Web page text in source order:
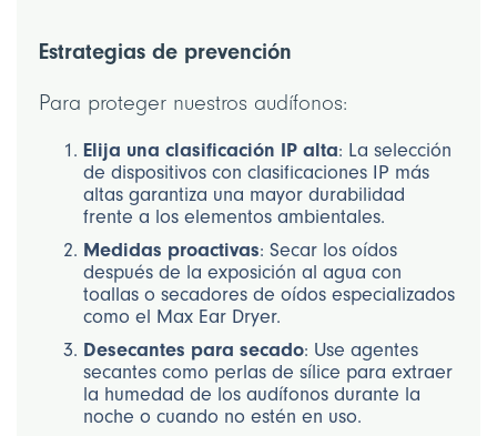
Estrategias de prevención
Para proteger nuestros audífonos:
Elija una clasificación IP alta: La selección
de dispositivos con clasificaciones IP más
altas garantiza una mayor durabilidad
frente a los elementos ambientales.
Medidas proactivas: Secar los oídos
después de la exposición al agua con
toallas o secadores de oídos especializados
como el Max Ear Dryer.
Desecantes para secado: Use agentes
secantes como perlas de sílice para extraer
la humedad de los audífonos durante la
noche o cuando no estén en uso.